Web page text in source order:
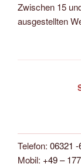
Zwischen 15
ausgestellten
Telefon: 06321
Mobil: +49 –